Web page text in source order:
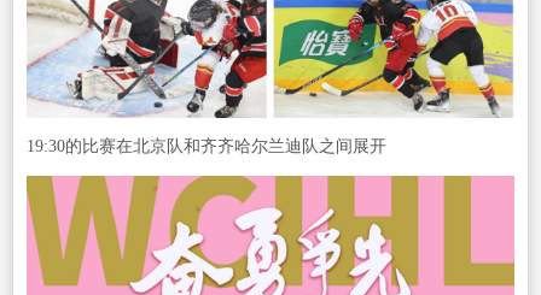
19:30的比赛在北京队和齐齐哈尔兰迪队之间展开